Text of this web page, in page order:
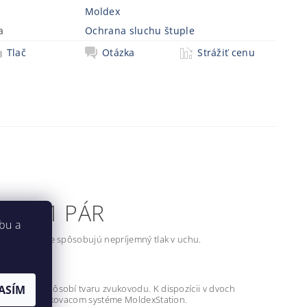
Moldex
Ochrana sluchu štuple
Tlač
Otázka Strážiť cenu
- 1 PÁR
štuple spôsobujú nepríjemný tlak v uchu.
prispôsobí tvaru zvukovodu. K dispozícii v dvoch
dávkovacom systéme MoldexStation.
a